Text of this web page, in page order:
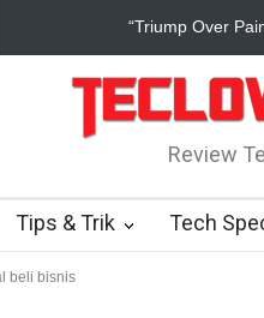
True Digital Plus janji dukung
Review
Tips & Trik Tech
beli bisnis